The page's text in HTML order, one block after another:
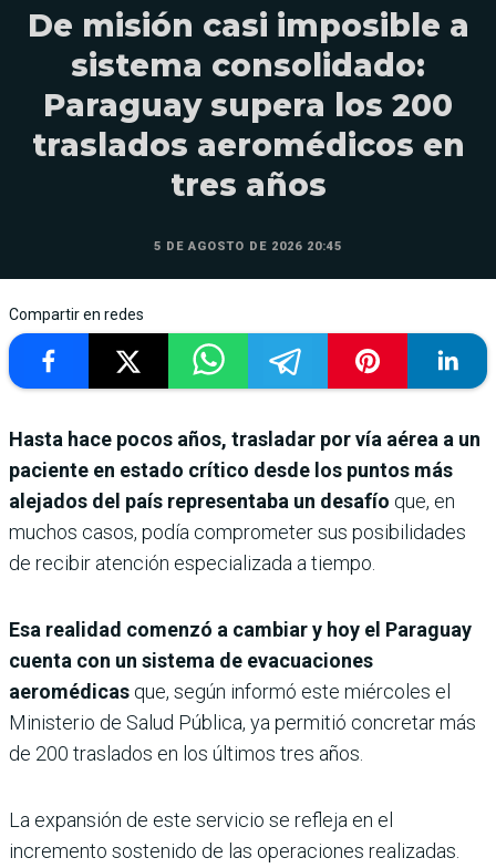
De misión casi imposible a
sistema consolidado:
Paraguay supera los 200
traslados aeromédicos en
tres años
5 DE AGOSTO DE 2026 20:45
Compartir en redes
Hasta hace pocos años, trasladar por vía aérea a un
paciente en estado crítico desde los puntos más
alejados del país representaba un desafío que, en
muchos casos, podía comprometer sus posibilidades
de recibir atención especializada a tiempo.
Esa realidad comenzó a cambiar y hoy el Paraguay
cuenta con un sistema de evacuaciones
aeromédicas que, según informó este miércoles el
Ministerio de Salud Pública, ya permitió concretar más
de 200 traslados en los últimos tres años.
La expansión de este servicio se refleja en el
incremento sostenido de las operaciones realizadas.